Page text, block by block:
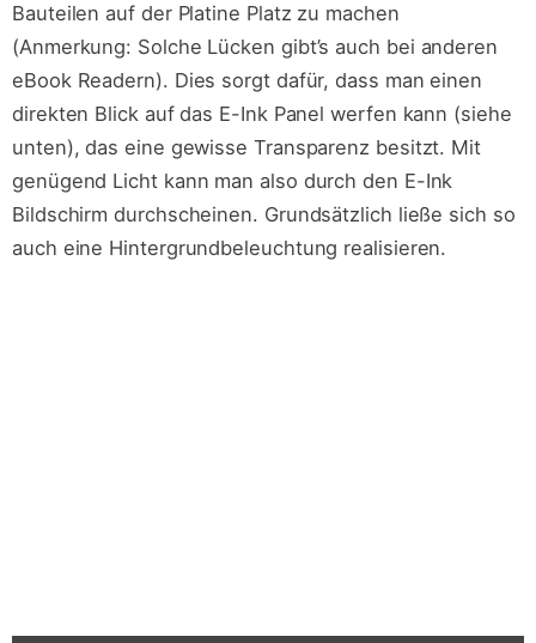
Bauteilen auf der Platine Platz zu machen
(Anmerkung: Solche Lücken gibt’s auch bei anderen
eBook Readern). Dies sorgt dafür, dass man einen
direkten Blick auf das E-Ink Panel werfen kann (siehe
unten), das eine gewisse Transparenz besitzt. Mit
genügend Licht kann man also durch den E-Ink
Bildschirm durchscheinen. Grundsätzlich ließe sich so
auch eine Hintergrundbeleuchtung realisieren.